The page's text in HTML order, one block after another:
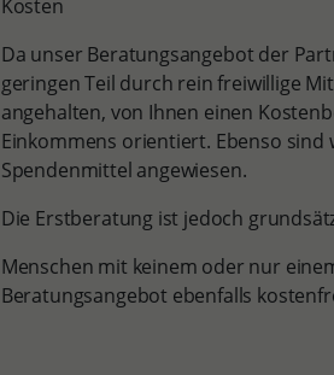
Kosten
Da unser Beratungsangebot der
geringen Teil durch rein freiwillige
angehalten, von Ihnen einen
Einkommens orientiert. Ebenso
Spendenmittel angewiesen.
Die Erstberatung ist jedoch
Menschen mit keinem oder nur
Beratungsangebot ebenfalls